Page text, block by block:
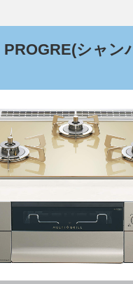
PROGRE(シャン